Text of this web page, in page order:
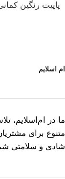
پاپیت رنگین
ام اسلایم
ما در ام‌اسلایم،
متنوع برای
شادی و سلامتی